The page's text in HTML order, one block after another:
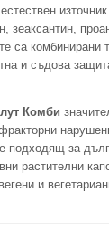
зеаксантин,
са комбинирани
и съдова
Комби
подходящ за
растителни
и